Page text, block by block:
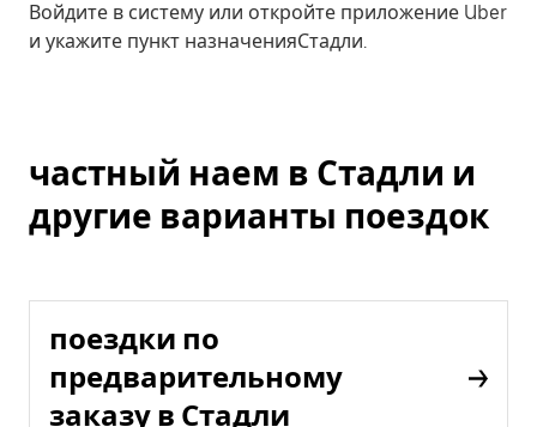
Войдите в систему или откройте приложение Uber
и укажите пункт назначенияСтадли.
частный наем в Стадли и
другие варианты поездок
поездки по
предварительному
заказу в Стадли